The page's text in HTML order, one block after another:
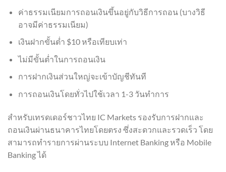
ค่าธรรมเนียมการถอนเงินขึ้นอยู่กับวิธีการถอน (บางวิธี
อาจมีค่าธรรมเนียม)
เงินฝากขั้นต่ำ $10 หรือเทียบเท่า
ไม่มีขั้นต่ำในการถอนเงิน
การฝากเงินส่วนใหญ่จะเข้าบัญชีทันที
การถอนเงินโดยทั่วไปใช้เวลา 1-3 วันทำการ
สำหรับเทรดเดอร์ชาวไทย IC Markets รองรับการฝากและ
ถอนเงินผ่านธนาคารไทยโดยตรง ซึ่งสะดวกและรวดเร็ว โดย
สามารถทำรายการผ่านระบบ Internet Banking หรือ Mobile
Banking ได้